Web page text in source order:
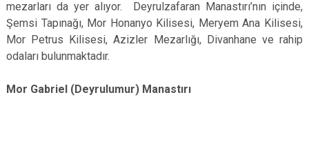
mezarları da yer alıyor. Deyrulzafaran Manastırı’nın içinde,
Şemsi Tapınağı, Mor Honanyo Kilisesi, Meryem Ana Kilisesi,
Mor Petrus Kilisesi, Azizler Mezarlığı, Divanhane ve rahip
odaları bulunmaktadır.
Mor Gabriel (Deyrulumur) Manastırı